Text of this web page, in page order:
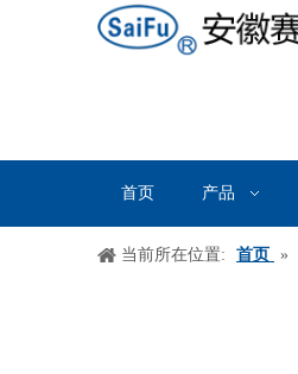
首页 产品
当前所在位置: 首页 »